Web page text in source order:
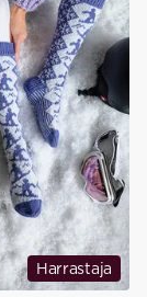
Harrastaja